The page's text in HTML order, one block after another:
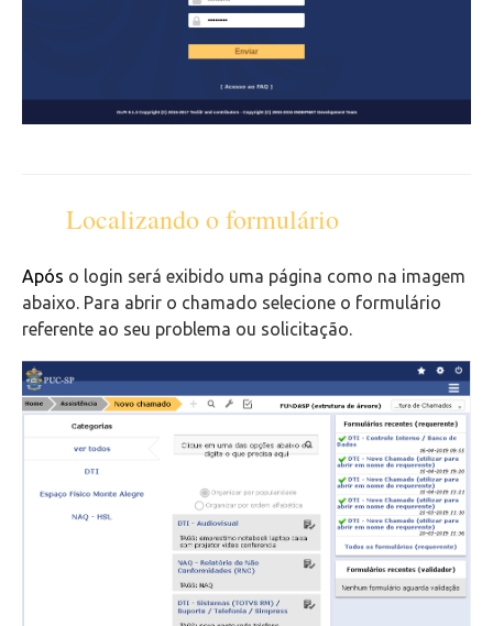
Office 365
Feedz
Localizando o formulário
Após o login será exibido uma página como na imagem
abaixo. Para abrir o chamado selecione o formulário
referente ao seu problema ou solicitação.